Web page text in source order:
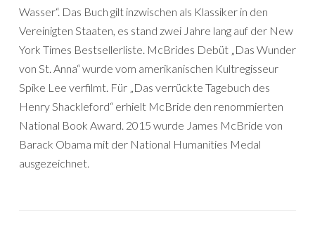
Wasser“. Das Buch gilt inzwischen als Klassiker in den
Vereinigten Staaten, es stand zwei Jahre lang auf der New
York Times Bestsellerliste. McBrides Debüt „Das Wunder
von St. Anna“ wurde vom amerikanischen Kultregisseur
Spike Lee verfilmt. Für „Das verrückte Tagebuch des
Henry Shackleford“ erhielt McBride den renommierten
National Book Award. 2015 wurde James McBride von
Barack Obama mit der National Humanities Medal
ausgezeichnet.